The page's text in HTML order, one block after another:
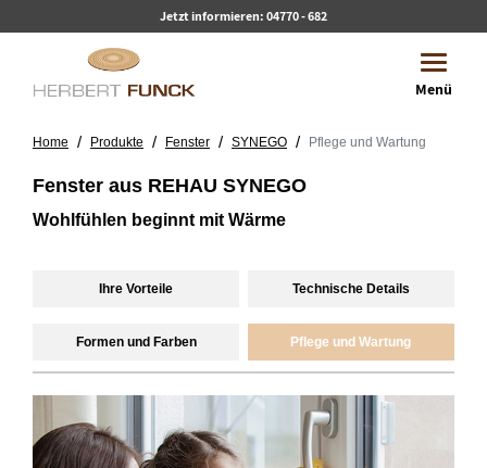
Jetzt informieren: 04770 - 682
Toggle
Menü
Home / Produkte / Fenster / SYNEGO / Pflege und Wartung
Fenster aus REHAU SYNEGO
Wohlfühlen beginnt mit Wärme
Ihre Vorteile Technische Details
Formen und Farben Pflege und Wartung